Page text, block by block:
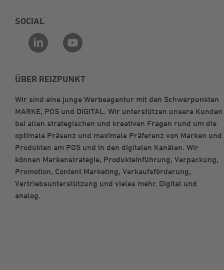
SOCIAL
ÜBER REIZPUNKT
Wir sind eine junge Werbeagentur mit den Schwerpunkten
MARKE, POS und DIGITAL. Wir unterstützen unsere Kunden
bei allen strategischen und kreativen Fragen rund um die
optimale Präsenz und maximale Präferenz von Marken und
Produkten am POS und in den digitalen Kanälen. Wir
können Markenstrategie, Produkteinführung, Verpackung,
Promotion, Content Marketing, Verkaufsförderung,
Vertriebsunterstützung und vieles mehr. Digital und
analog.